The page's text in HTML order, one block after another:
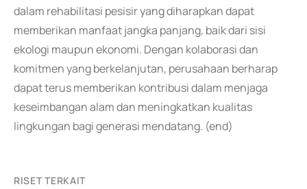
dalam rehabilitasi pesisir yang diharapkan dapat
memberikan manfaat jangka panjang, baik dari sisi
ekologi maupun ekonomi. Dengan kolaborasi dan
komitmen yang berkelanjutan, perusahaan berharap
dapat terus memberikan kontribusi dalam menjaga
keseimbangan alam dan meningkatkan kualitas
lingkungan bagi generasi mendatang. (end)
RISET TERKAIT